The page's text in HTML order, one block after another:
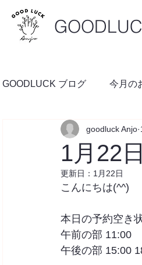
GOODLUCK ブログ 今月の
料理の時間 予約空き
1月22
goodluck Anjo
更新日： 1月22日
こんにちは(^^)
本日の予約空き
午前の部 11:00
午後の部 15:00